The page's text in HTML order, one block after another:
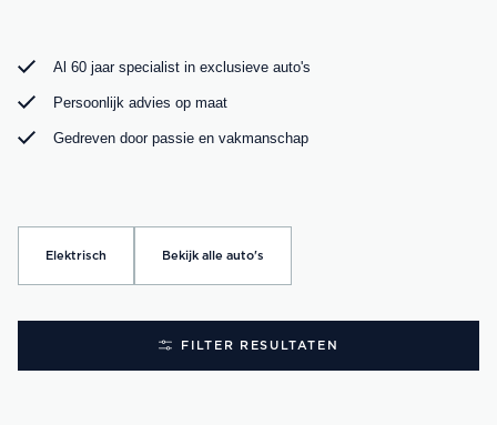
Al 60 jaar specialist in exclusieve auto's
Persoonlijk advies op maat
Gedreven door passie en vakmanschap
Elektrisch Bekijk alle auto's
FILTER RESULTATEN